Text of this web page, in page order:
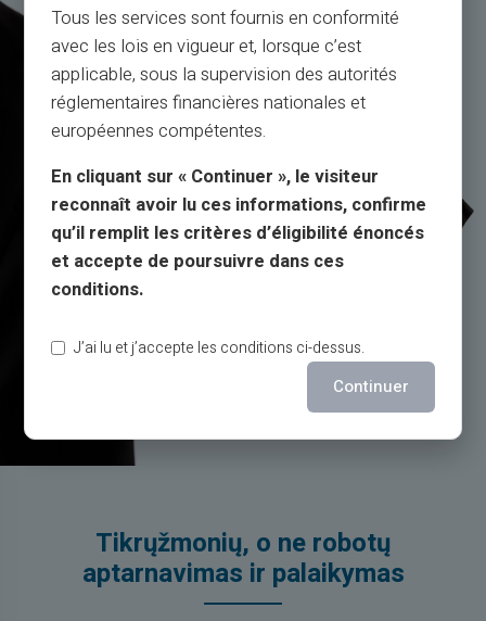
Tikrųžmonių, o ne robotų
aptarnavimas ir palaikymas
Tous les services sont fournis en conformité
avec les lois en vigueur et, lorsque c’est
applicable, sous la supervision des autorités
réglementaires financières nationales et
européennes compétentes.
En cliquant sur « Continuer », le visiteur
reconnaît avoir lu ces informations, confirme
qu’il remplit les critères d’éligibilité énoncés
et accepte de poursuivre dans ces
conditions.
J’ai lu et j’accepte les conditions ci-dessus.
Continuer